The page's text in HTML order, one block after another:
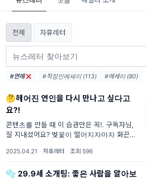
전체 자휴레터
#연애 #직장인에세이 (113)
#에세이 (80)
#힐링뉴스레터 (47)
#트렌드뉴스레터
#직장인 (16)
#뉴스레터 (13)
#뉴스레터추천 (13)
#힐링에세이 (12)
#사랑 (12)
🤔헤어진 연인을 다시 만나고 싶다고
요?!
콘텐츠를 만들 때 이 습관만은 꼭!. 구독자님,
잘 지내셨어요? 벚꽃이 떨어지자마자 화끈한
힘들고요...🥲 그래서 이번주도 마음을 꾹꾹 눌
러담아 힐링을 전해드려요. 이
2025.04.21 · 자휴레터 · 조회 596
🫧 29.9세 소개팅: 좋은 사람을 알아보